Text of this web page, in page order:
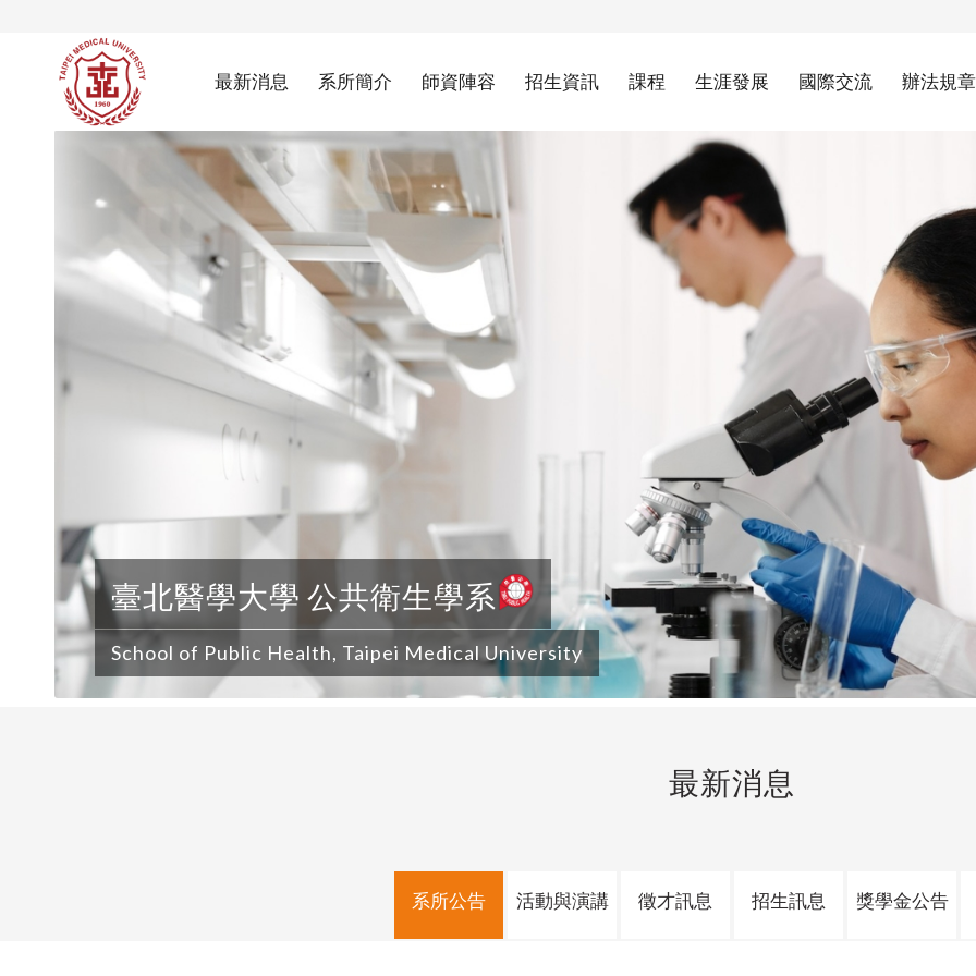
最新消息 系所簡介 師資陣容 招生資訊 課程 生涯發展 國際交流 辦法規章
臺北醫學大學 公共衛生學系
School of Public Health, Taipei Medical University
最新消息
系所公告 活動與演講 徵才訊息 招生訊息 獎學金公告